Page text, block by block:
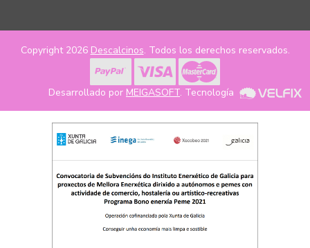
Copyright 2026 Descalcinos. Todos los derechos reservados.
Desarrollado por MEIGASOFT. Tecnología